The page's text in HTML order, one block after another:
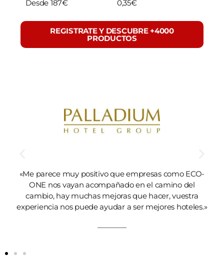
Desde 187€
0,35€
REGISTRATE Y DESCUBRE +4000
PRODUCTOS
«Me parece muy positivo que empresas como ECO-
ONE nos vayan acompañado en el camino del
cambio, hay muchas mejoras que hacer, vuestra
experiencia nos puede ayudar a ser mejores hoteles.»